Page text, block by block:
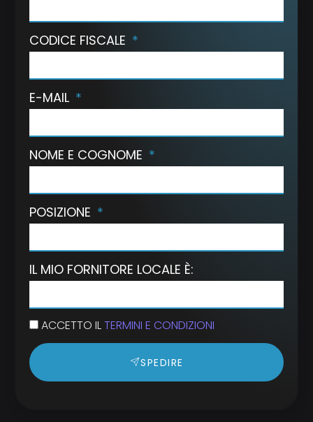
CODICE FISCALE
E-MAIL
NOME E COGNOME
POSIZIONE
IL MIO FORNITORE LOCALE È:
ACCETTO ILTERMINI E CONDIZIONI
SPEDIRE